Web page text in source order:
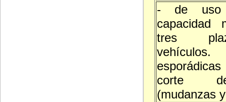
- de uso
capacidad
tres
vehículos.
corte
(mudanzas